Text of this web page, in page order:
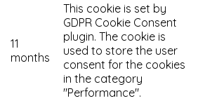
11
months
This cookie is set by
GDPR Cookie Consent
plugin. The cookie is
used to store the user
consent for the cookies
in the category
"Performance".